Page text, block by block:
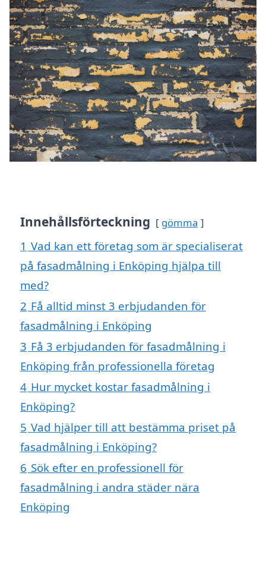
Innehållsförteckning gömma
1 Vad kan ett företag som är specialiserat
på fasadmålning i Enköping hjälpa till
med?
2 Få alltid minst 3 erbjudanden för
fasadmålning i Enköping
3 Få 3 erbjudanden för fasadmålning i
Enköping från professionella företag
4 Hur mycket kostar fasadmålning i
Enköping?
5 Vad hjälper till att bestämma priset på
fasadmålning i Enköping?
6 Sök efter en professionell för
fasadmålning i andra städer nära
Enköping